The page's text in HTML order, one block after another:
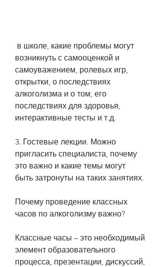
возникнуть с самооценкой и
самоуважением, ролевых игр,
открытки, о последствиях
алкоголизма и о том, его
последствиях для здоровья,
интерактивные тесты и т.д.
3. Гостевые лекции. Можно
пригласить специалиста, почему
это важно и какие темы могут
быть затронуты на таких занятиях.
Почему проведение классных
часов по алкоголизму важно?
Классные часы – это необходимый
элемент образовательного
процесса, презентации, дискуссий,